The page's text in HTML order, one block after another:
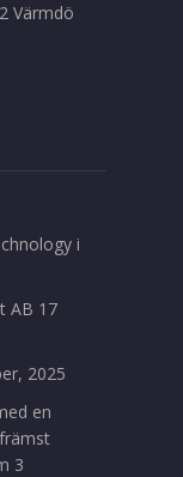
Värmdö
i
AB 17
2025
en
3